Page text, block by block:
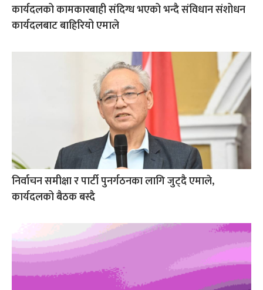
कार्यदलको कामकारबाही संदिग्ध भएको भन्दै संविधान संशोधन
कार्यदलबाट बाहिरियो एमाले
निर्वाचन समीक्षा र पार्टी पुनर्गठनका लागि जुट्दै एमाले,
कार्यदलको बैठक बस्दै